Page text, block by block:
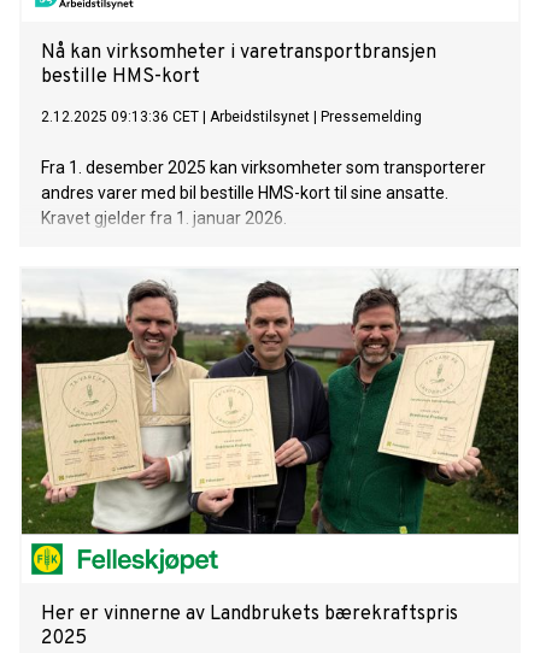
Nå kan virksomheter i varetransportbransjen
bestille HMS-kort
2.12.2025 09:13:36 CET Arbeidstilsynet Pressemelding
Fra 1. desember 2025 kan virksomheter som transporterer
andres varer med bil bestille HMS-kort til sine ansatte.
Kravet gjelder fra 1. januar 2026.
Her er vinnerne av Landbrukets bærekraftspris
2025